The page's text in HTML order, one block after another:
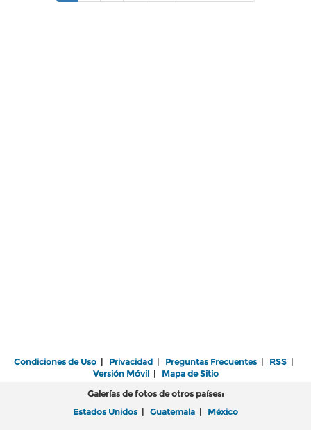
Condiciones de Uso | Privacidad | Preguntas Frecuentes | RSS |
Versión Móvil| Mapa de Sitio
Galerías de fotos de otros países:
Estados Unidos | Guatemala | México